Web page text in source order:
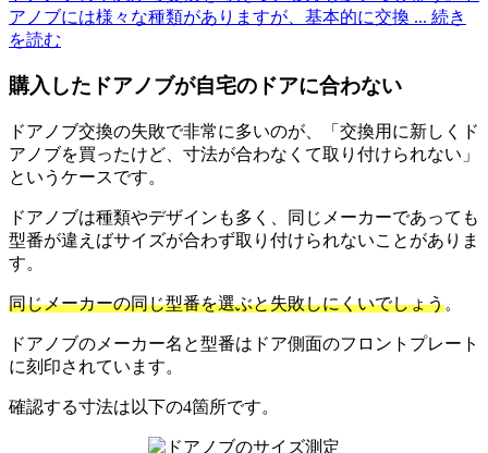
アノブには様々な種類がありますが、基本的に交換 ... 続き
を読む
購入したドアノブが自宅のドアに合わない
ドアノブ交換の失敗で非常に多いのが、「交換用に新しくド
アノブを買ったけど、寸法が合わなくて取り付けられない」
というケースです。
ドアノブは種類やデザインも多く、同じメーカーであっても
型番が違えばサイズが合わず取り付けられないことがありま
す。
同じメーカーの同じ型番を選ぶと失敗しにくいでしょう。
ドアノブのメーカー名と型番はドア側面のフロントプレート
に刻印されています。
確認する寸法は以下の4箇所です。